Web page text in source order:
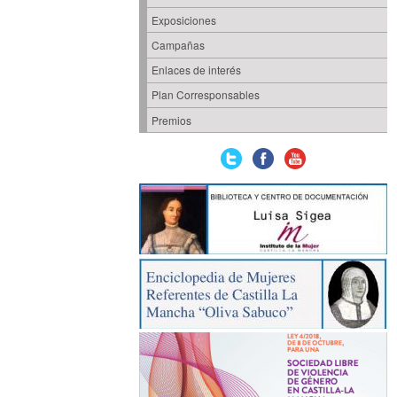
Exposiciones
Campañas
Enlaces de interés
Plan Corresponsables
Premios